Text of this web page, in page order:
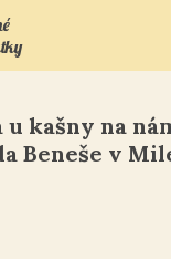
u kašny na
Beneše v